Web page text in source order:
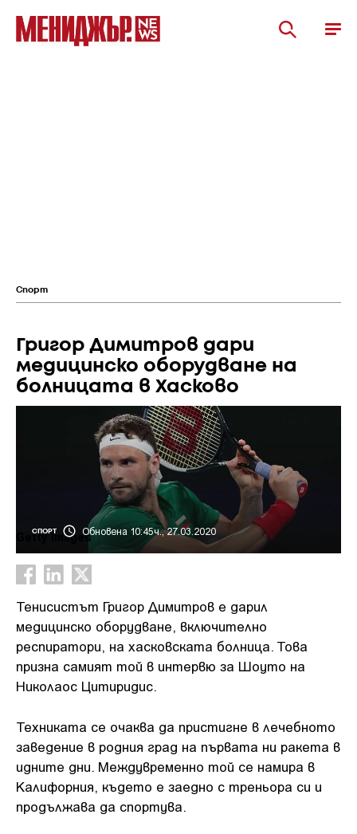
Спорт
Григор Димитров дари
медицинско оборудване на
болницата в Хасково
СПОРТ Обновена 10:45ч., 27.03.2020
Getty Images
Тенисистът Григор Димитров е дарил
медицинско оборудване, включително
респиратори, на хасковската болница. Това
призна самият той в интервю за Шоуто на
Николаос Цитиридис.
Техниката се очаква да пристигне в лечебното
заведение в родния град на първата ни ракета в
идните дни. Междувременно той се намира в
Калифорния, където е заедно с треньора си и
продължава да спортува.